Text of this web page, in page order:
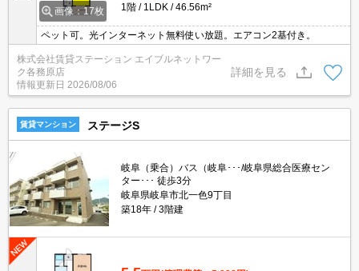
画像：17枚
1階
1LDK 46.56m²
ペット可。光インターネット無料使い放題。エアコン2基付き。
株式会社賃貸ステーション エイブルネットワー
ク各務原店
情報更新日 2026/08/06
詳細を見る
賃貸マンション ステージS
岐阜（乗合）バス（岐阜･･･/岐阜県総合医療セン
ター･･･ 徒歩3分
岐阜県岐阜市北一色9丁目
築18年
3階建